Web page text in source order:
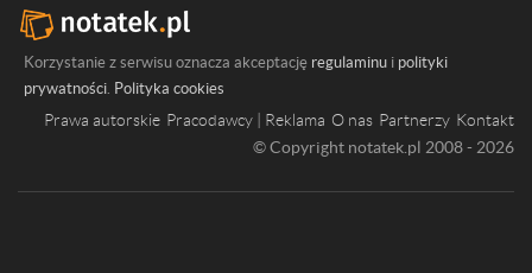
Korzystanie z serwisu oznacza akceptację regulaminu i polityki
prywatności. Polityka cookies
Prawa autorskie Pracodawcy | Reklama O nas Partnerzy Kontakt
© Copyright notatek.pl 2008 - 2026